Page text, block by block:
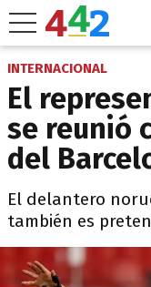
INTERNACIONAL
El
se reunió
del
El delantero
también es